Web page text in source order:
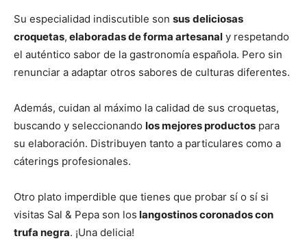
Su especialidad indiscutible son sus deliciosas
croquetas, elaboradas de forma artesanal y respetando
el auténtico sabor de la gastronomía española. Pero sin
renunciar a adaptar otros sabores de culturas diferentes.
Además, cuidan al máximo la calidad de sus croquetas,
buscando y seleccionando los mejores productos para
su elaboración. Distribuyen tanto a particulares como a
cáterings profesionales.
Otro plato imperdible que tienes que probar sí o sí si
visitas Sal & Pepa son los langostinos coronados con
trufa negra. ¡Una delicia!